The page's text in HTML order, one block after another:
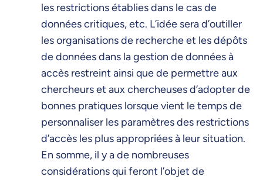
les restrictions établies dans le cas de
données critiques, etc. L’idée sera d’outiller
les organisations de recherche et les dépôts
de données dans la gestion de données à
accès restreint ainsi que de permettre aux
chercheurs et aux chercheuses d’adopter de
bonnes pratiques lorsque vient le temps de
personnaliser les paramètres des restrictions
d’accès les plus appropriées à leur situation.
En somme, il y a de nombreuses
considérations qui feront l’objet de